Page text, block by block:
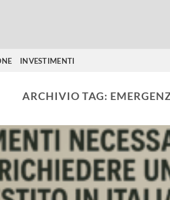
INVESTIMENTI
ARCHIVIO TAG: